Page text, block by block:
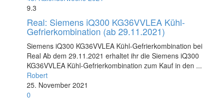
9.3
Real: Siemens iQ300 KG36VVLEA Kühl-
Gefrierkombination (ab 29.11.2021)
Siemens iQ300 KG36VVLEA Kühl-Gefrierkombination bei
Real Ab dem 29.11.2021 erhaltet ihr die Siemens iQ300
KG36VVLEA Kühl-Gefrierkombination zum Kauf in den ...
Robert
25. November 2021
0